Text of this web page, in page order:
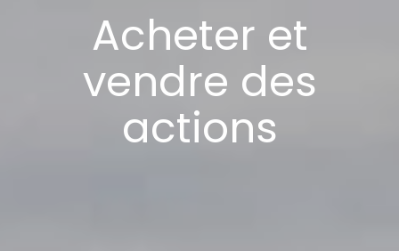
Acheter et
vendre des
actions